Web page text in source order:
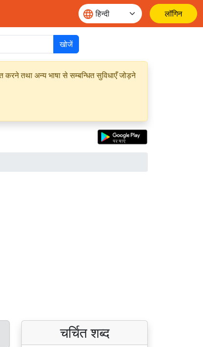
लॉगिन
खोजें
करने तथा अन्य भाषा से सम्बन्धित सुविधाएँ जोड़ने
चर्चित शब्द